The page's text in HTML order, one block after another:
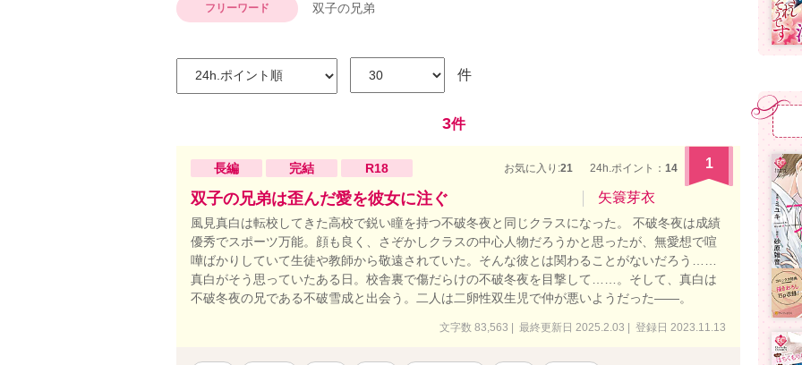
フリーワード 双子の兄弟
件
3件
長編 完結 R18 お気に入り:21 24h.ポイント： 14 1
双子の兄弟は歪んだ愛を彼女に注ぐ 矢簑芽衣
風見真白は転校してきた高校で鋭い瞳を持つ不破冬夜と同じクラスになった。 不破冬夜は成績
優秀でスポーツ万能。顔も良く、さぞかしクラスの中心人物だろうかと思ったが、無愛想で喧
嘩ばかりしていて生徒や教師から敬遠されていた。そんな彼とは関わることがないだろう……
真白がそう思っていたある日。校舎裏で傷だらけの不破冬夜を目撃して……。そして、真白は
不破冬夜の兄である不破雪成と出会う。二人は二卵性双生児で仲が悪いようだった――。
文字数 83,563 | 最終更新日 2025.2.03 | 登録日 2023.11.13